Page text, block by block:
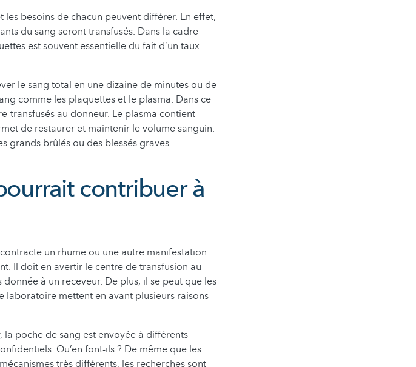
besoins de chacun peuvent différer. En effet,
du sang seront transfusés. Dans la cadre
est souvent essentielle du fait d’un taux
le sang total en une dizaine de minutes ou de
comme les plaquettes et le plasma. Dans ce
transfusés au donneur. Le plasma contient
de restaurer et maintenir le volume sanguin.
grands brûlés ou des blessés graves.
contribuer à
un rhume ou une autre manifestation
Il doit en avertir le centre de transfusion au
à un receveur. De plus, il se peut que les
mettent en avant plusieurs raisons
la poche de sang est envoyée à différents
Qu’en font-ils ? De même que les
très différents, les recherches sont